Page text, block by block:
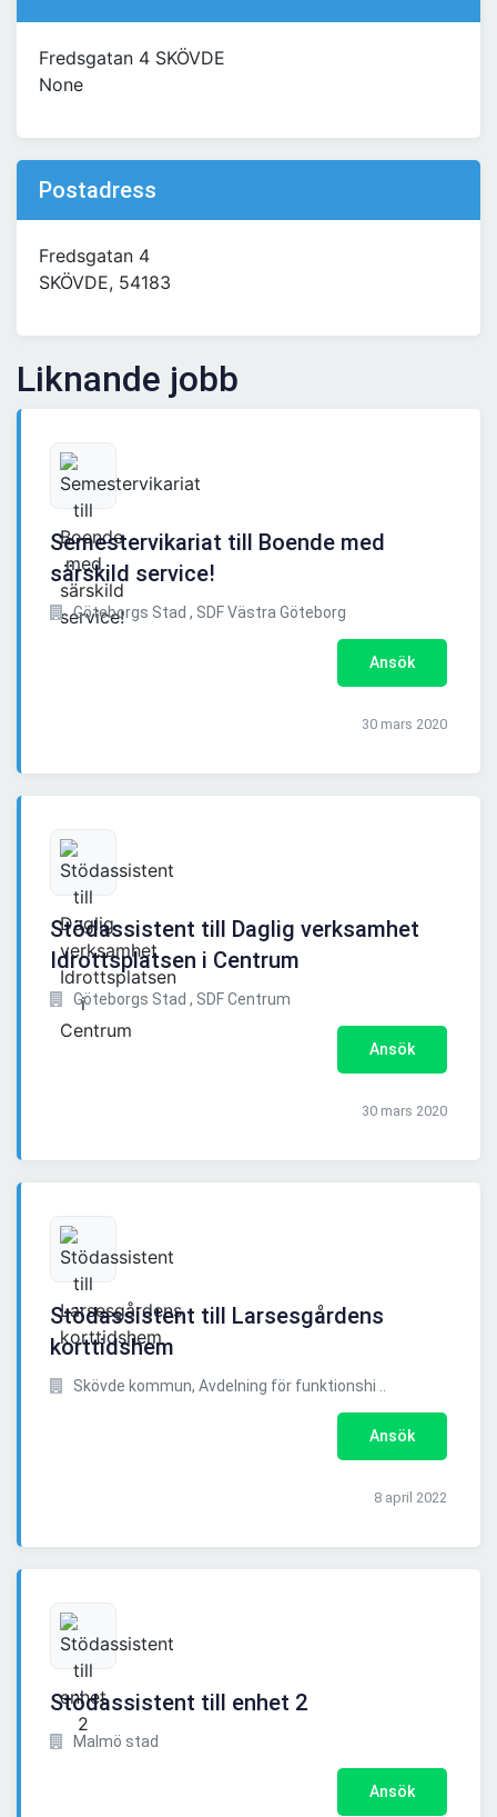
Fredsgatan 4 SKÖVDE
None
Postadress
Fredsgatan 4
SKÖVDE, 54183
Liknande jobb
Semestervikariat till Boende med
särskild service!
Göteborgs Stad , SDF Västra Göteborg
Ansök
30 mars 2020
Stödassistent till Daglig verksamhet
Idrottsplatsen i Centrum
Göteborgs Stad , SDF Centrum
Ansök
30 mars 2020
Stödassistent till Larsesgårdens
korttidshem
Skövde kommun, Avdelning för funktionshi ..
Ansök
8 april 2022
Stödassistent till enhet 2
Malmö stad
Ansök